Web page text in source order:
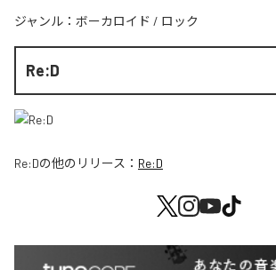
ジャンル： ボーカロイド / ロック
Re:D
Re:Dの他のリリース： Re:D